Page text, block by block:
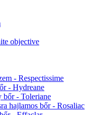
objective
- Respectissime
- Hydreane
bőr - Toleriane
hajlamos bőr - Rosaliac